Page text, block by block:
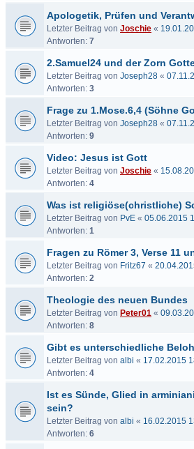
Apologetik, Prüfen und
Letzter Beitrag von Joschie «
Antworten: 7
2.Samuel24 und der Zorn
Letzter Beitrag von Joseph28 «
Antworten: 3
Frage zu 1.Mose.6,4 (Söhne
Letzter Beitrag von Joseph28 «
Antworten: 9
Video: Jesus ist Gott
Letzter Beitrag von Joschie «
Antworten: 4
Was ist religiöse(christliche)
Letzter Beitrag von PvE « 05.06.2015
Antworten: 1
Fragen zu Römer 3, Verse 11
Letzter Beitrag von Fritz67 «
Antworten: 2
Theologie des neuen Bundes
Letzter Beitrag von Peter01 «
Antworten: 8
Gibt es unterschiedliche
Letzter Beitrag von albi « 17.02.2015
Antworten: 4
Ist es Sünde, Glied in
sein?
Letzter Beitrag von albi « 16.02.2015
Antworten: 6